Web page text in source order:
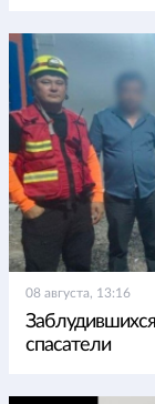
08 августа, 13:16
спасатели